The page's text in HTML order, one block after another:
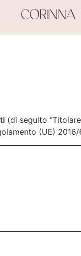
(di seguito
(UE)